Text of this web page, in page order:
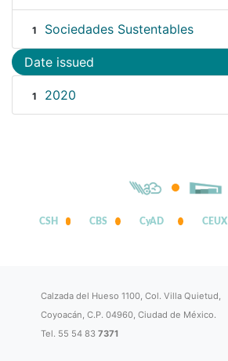
1 Sociedades Sustentables
Date issued
1 2020
CSH CBS CyAD CEUX
Calzada del Hueso 1100, Col. Villa Quietud,
Coyoacán, C.P. 04960, Ciudad de México.
Tel. 55 54 837371